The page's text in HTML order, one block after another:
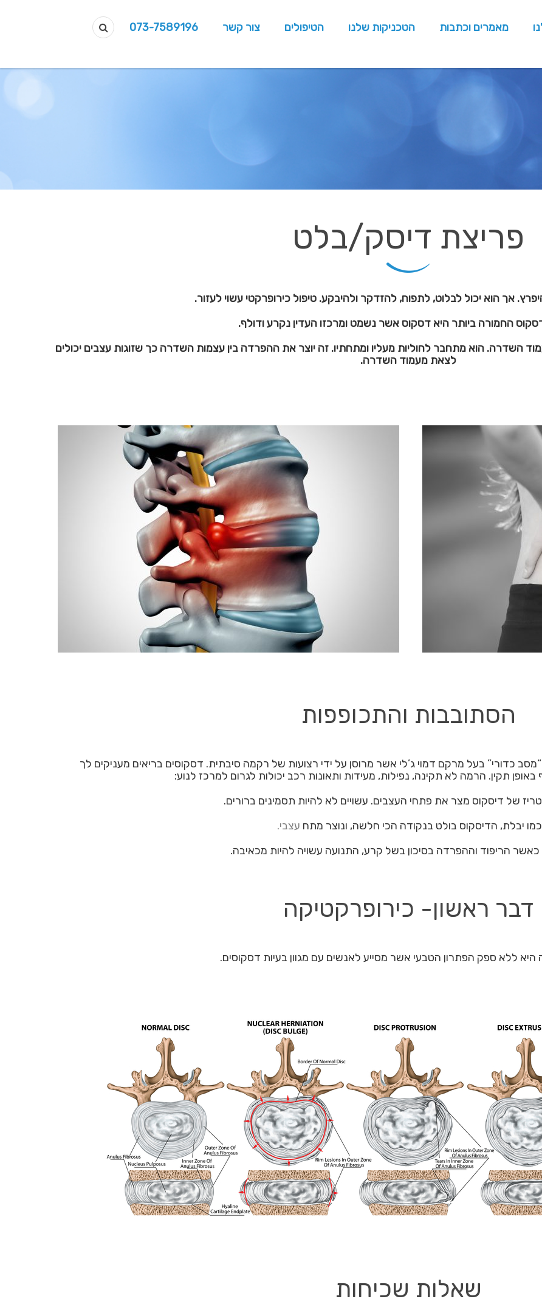
073-7589196 צור קשר הטיפולים הטכניקות שלנו מאמרים וכתבות
פריצת דיסק/בלט
אך הוא יכול לבלוט, לתפוח, להזדקר ולהיבקע. טיפול כירופרקטי עשוי לעזור.
החמורה ביותר היא דסקוס אשר נשמט ומרכזו העדין נקרע ודולף.
השדרה. הוא מתחבר לחוליות מעליו ומתחתיו. זה יוצר את ההפרדה בין עצמות השדרה כך שזוגות עצבים יכולים
לצאת מעמוד השדרה.
הסתובבות והתכופפות
כדורי” בעל מרקם דמוי ג’לי אשר מרוסן על ידי רצועות של רקמה סיבתית. דסקוסים בריאים מעניקים לך
תקין. הרמה לא תקינה, נפילות, מעידות ותאונות רכב יכולות לגרום למרכז לנוע:
של דיסקוס מצר את פתחי העצבים. עשויים לא להיות תסמינים ברורים.
יבלת, הדיסקוס בולט בנקודה הכי חלשה, ונוצר מתח עצבי.
כאשר הריפוד וההפרדה בסיכון בשל קרע, התנועה עשויה להיות מכאיבה.
דבר ראשון- כירופרקטיקה
היא ללא ספק הפתרון הטבעי אשר מסייע לאנשים עם מגוון בעיות דסקוסים.
שאלות שכיחות